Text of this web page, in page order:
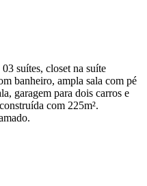
suítes, closet na suíte
banheiro, ampla sala com pé
garagem para dois carros e
com 225m².